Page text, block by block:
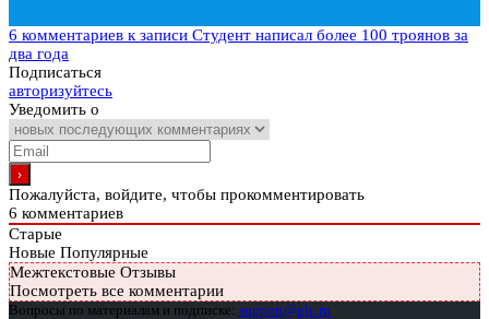
6 комментариев к записи Студент написал более 100 троянов за
два года
Подписаться
авторизуйтесь
Уведомить о
Пожалуйста, войдите, чтобы прокомментировать
6 комментариев
Старые
Новые Популярные
Межтекстовые Отзывы
Посмотреть все комментарии
Вопросы по материалам и подписке: support@glc.ru